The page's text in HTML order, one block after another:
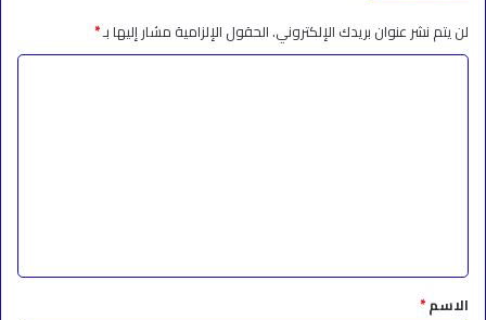
لن يتم نشر عنوان بريدك الإلكتروني.الحقول الإلزامية مشار إليها بـ*
ق
*الاسم*